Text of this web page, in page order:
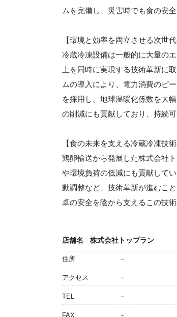
ムを完備し、災害時でも食の安
【環境と効率を両立させる次世
冷蔵冷凍設備は一般的に大量の
上を同時に実現する技術革新に
ムの導入により、電力消費のピ
を採用し、地球温暖化係数を大
の削減にも貢献しており、持続
【食の未来を支える冷蔵冷凍技術
鶏卵輸送から発展した株式会社
や環境負荷の低減にも貢献して
動調整など、技術革新が進むこ
卓の安全を陰から支えるこの技
店舗名 株式会社トップラン
住所 －
アクセス －
TEL －
FAX －